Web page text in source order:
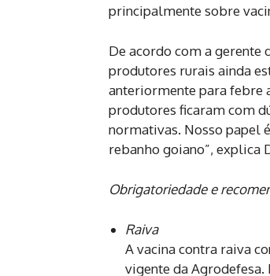
principalmente sobre
De acordo com a gerente
produtores rurais ainda
anteriormente para febre
produtores ficaram com
normativas. Nosso papel
rebanho goiano”, explica
Obrigatoriedade e
Raiva
A vacina contra raiva
vigente da